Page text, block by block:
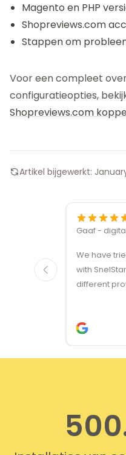
Magento en PHP
Shopreviews.com
Stappen om
Voor een compleet
configuratieopties,
Shopreviews.com
Artikel bijgewerkt:
Gaaf -
We have
with
different
two
provided